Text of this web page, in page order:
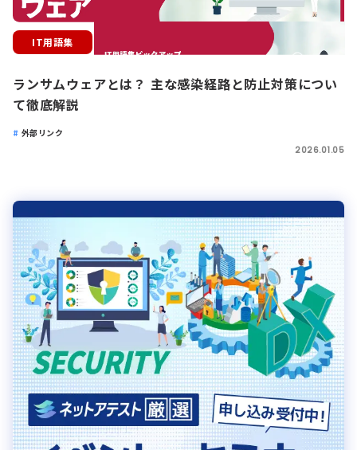
IT用語集
ランサムウェアとは？ 主な感染経路と防止対策につい
て徹底解説
外部リンク
2026.01.05